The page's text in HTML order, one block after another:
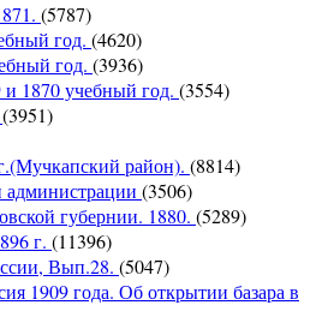
(5787)
год. (4620)
год. (3936)
и 1870 учебный год. (3554)
(3951)
район). (8814)
администрации (3506)
губернии. 1880. (5289)
г. (11396)
Вып.28. (5047)
1909 года. Об открытии базара в